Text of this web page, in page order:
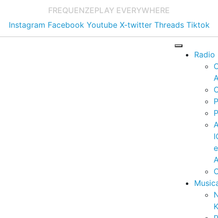
FREQUENZEPLAY EVERYWHERE
Instagram Facebook Youtube X-twitter Threads Tiktok
Radio
e